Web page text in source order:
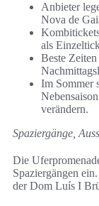
Anbieter
Nova de
als
Beste
Im Sommer
verändern.
Spaziergänge,
Die
Spaziergängen
der Dom Luís I